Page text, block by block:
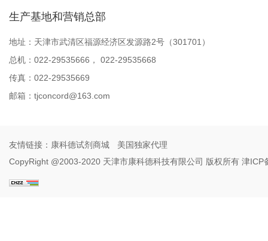
生产基地和营销总部
地址：天津市武清区福源经济区发源路2号（301701）
总机：022-29535666， 022-29535668
传真：022-29535669
邮箱： tjconcord@163.com
友情链接： 康科德试剂商城
美国独家代理
CopyRight @2003-2020 天津市康科德科技有限公司 版权所有 津ICP